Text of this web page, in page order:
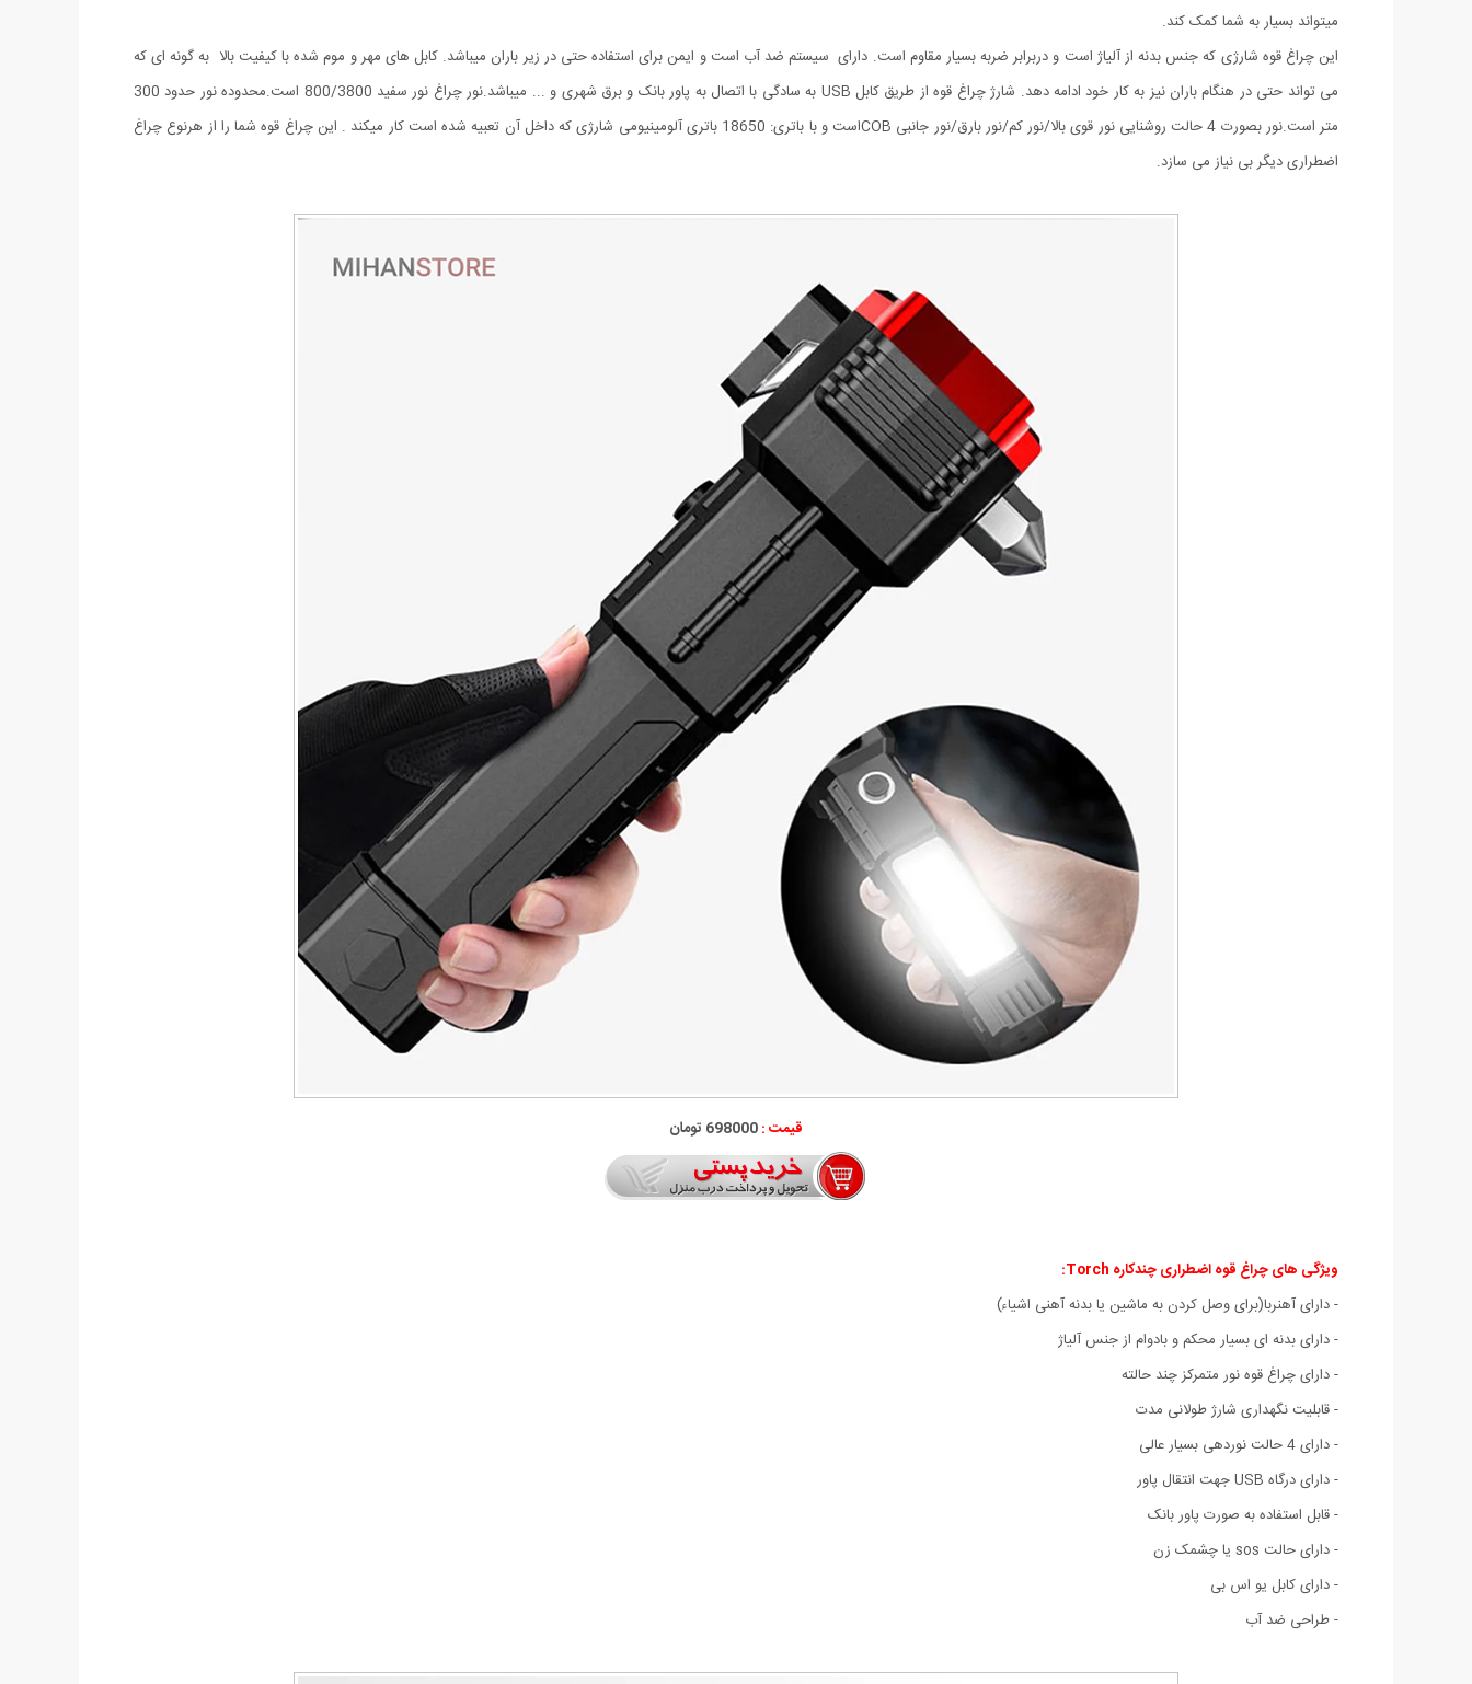
میتواند بسیار به شما کمک کند.
این چراغ قوه شارژی که جنس بدنه از آلیاژ است و دربرابر ضربه بسیار مقاوم است. دارای سیستم ضد آب است و ایمن برای استفاده حتی در زیر باران میباشد. کابل های مهر و موم شده با کیفیت بالا به گونه ای که
می تواند حتی در هنگام باران نیز به کار خود ادامه دهد. شارژ چراغ قوه از طریق کابل USB به سادگی با اتصال به پاور بانک و برق شهری و ... میباشد.نور چراغ نور سفید 800/3800 است.محدوده نور حدود 300
متر است.نور بصورت 4 حالت روشنایی نور قوی بالا/نور کم/نور بارق/نور جانبی COBاست و با باتری: 18650 باتری آلومینیومی شارژی که داخل آن تعبیه شده است کار میکند . این چراغ قوه شما را از هرنوع چراغ
اضطراری دیگر بی نیاز می سازد.
قیمت :698000 تومان
ویژگی های چراغ قوه اضطراری چندکاره Torch
:
- دارای آهنربا(برای وصل کردن به ماشین یا بدنه آهنی اشیاء)
- دارای بدنه ای بسیار محکم و بادوام از جنس آلیاژ
- دارای چراغ قوه نور متمرکز چند حالته
- قابلیت نگهداری شارژ طولانی مدت
- دارای 4 حالت نوردهی بسیار عالی
- دارای درگاه USB جهت انتقال پاور
- قابل استفاده به صورت پاور بانک
- دارای حالت sos یا چشمک زن
- دارای کابل یو اس بی
- طراحی ضد آب